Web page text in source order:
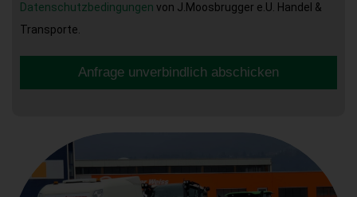
Datenschutzbedingungen von J.Moosbrugger e.U. Handel &
Transporte.
Anfrage unverbindlich abschicken